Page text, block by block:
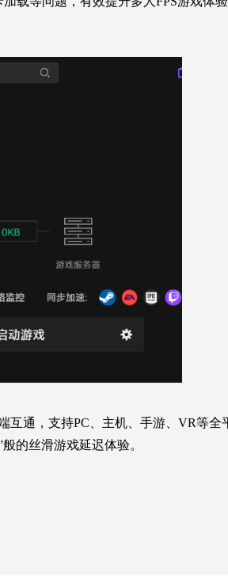
通，支持PC、主机、手游、VR等全
的丝滑游戏延迟体验。